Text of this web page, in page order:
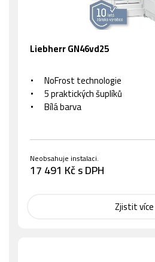
Liebherr GN46vd25
NoFrost technologie
5 praktických šuplíků
Bílá barva
Neobsahuje instalaci.
17 491 Kč s DPH
Zjistit více